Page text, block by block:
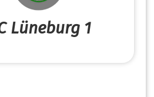
Lüneburg 1